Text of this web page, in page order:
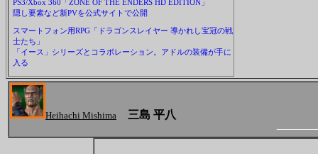
PS3/Xbox 360「ZONE OF THE ENDERS HD EDITION」
隠し要素など新PVを公式サイトで公開
スマートフォン用RPG「ドラゴンスレイヤー 導かれし宝冠の戦
士たち」
「イース」シリーズとコラボレーション。アドルの装備が手に
入る
Heihachi Mishima 三島 平八